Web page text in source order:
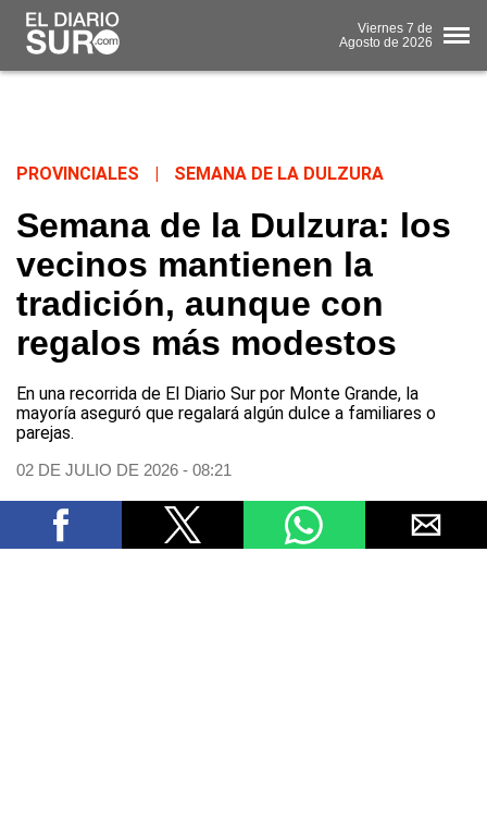
Viernes 7 de
Agosto de 2026
PROVINCIALES SEMANA DE LA DULZURA
Semana de la Dulzura: los
vecinos mantienen la
tradición, aunque con
regalos más modestos
En una recorrida de El Diario Sur por Monte Grande, la
mayoría aseguró que regalará algún dulce a familiares o
parejas.
02 DE JULIO DE 2026 - 08:21